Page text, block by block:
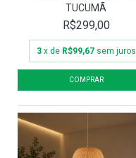
TUCUMÃ
R$299,00
3 x de R$99,67 sem juros